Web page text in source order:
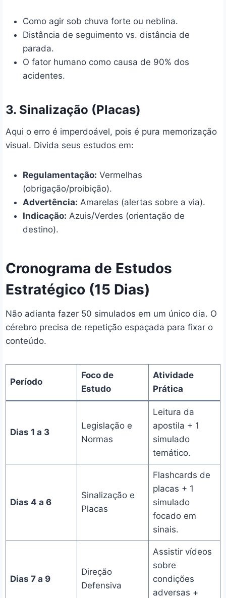
Como agir sob chuva forte ou neblina.
Distância de seguimento vs. distância de
parada.
O fator humano como causa de 90% dos
acidentes.
3. Sinalização (Placas)
Aqui o erro é imperdoável, pois é pura memorização
visual. Divida seus estudos em:
Regulamentação: Vermelhas
(obrigação/proibição).
Advertência: Amarelas (alertas sobre a via).
Indicação: Azuis/Verdes (orientação de
destino).
Cronograma de Estudos
Estratégico (15 Dias)
Não adianta fazer 50 simulados em um único dia. O
cérebro precisa de repetição espaçada para fixar o
conteúdo.
Período
Foco de
Estudo
Atividade
Prática
Dias 1 a 3
Legislação e
Normas
Leitura da
apostila + 1
simulado
temático.
Dias 4 a 6
Sinalização e
Placas
Flashcards de
placas + 1
simulado
focado em
sinais.
Dias 7 a 9
Direção
Defensiva
Assistir vídeos
sobre
condições
adversas +